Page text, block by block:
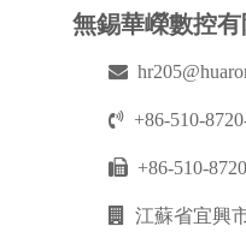
無錫華嶸數控有
+86-510-
+86-510-
江蘇省宜興